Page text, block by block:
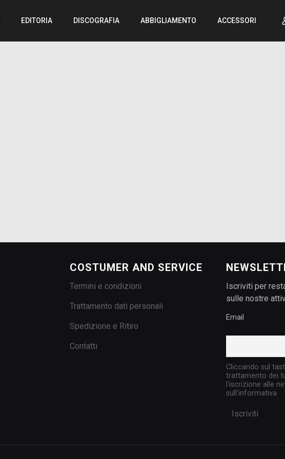
EDITORIA DISCOGRAFIA ABBIGLIAMENTO ACCESSORI
COSTUMER AND SERVICE
Termini e condizioni
Trattamento dati personali
Spedizione e Ritiro
Contatti
Iscriviti per
sulle nostre
Email
Cliccando sul
trattamento dei
l'iscrizione alle
sull'informativa